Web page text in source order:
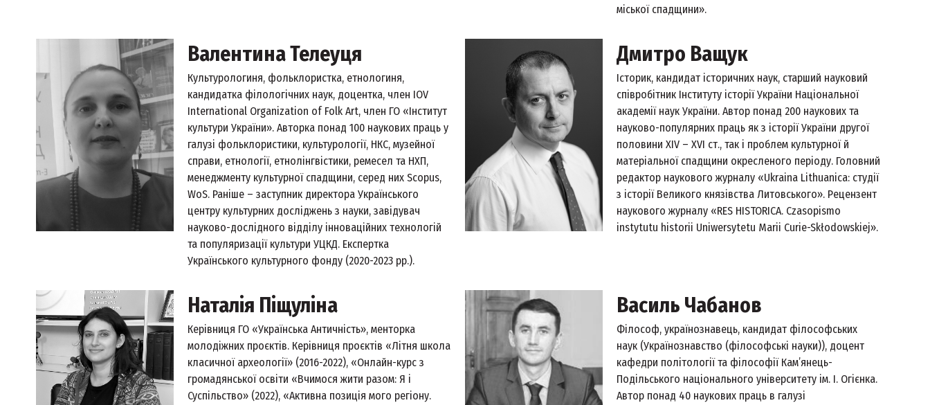
міської спадщини».
Валентина Телеуця
Культурологиня, фольклористка, етнологиня,
кандидатка філологічних наук, доцентка, член IOV
International Organization of Folk Art, член ГО «Інститут
культури України». Авторка понад 100 наукових праць у
галузі фольклористики, культурології, НКС, музейної
справи, етнології, етнолінгвістики, ремесел та НХП,
менеджменту культурної спадщини, серед них Scopus,
WoS. Раніше – заступник директора Українського
центру культурних досліджень з науки, завідувач
науково-дослідного відділу інноваційних технологій
та популяризації культури УЦКД. Експертка
Українського культурного фонду (2020-2023 рр.).
Дмитро Ващук
Історик, кандидат історичних наук, старший науковий
співробітник Інституту історії України Національної
академії наук України. Автор понад 200 наукових та
науково-популярних праць як з історії України другої
половини XIV – XVI ст., так і проблем культурної й
матеріальної спадщини окресленого періоду. Головний
редактор наукового журналу «Ukraina Lithuanica: студії
з історії Великого князівства Литовського». Рецензент
наукового журналу «RES HISTORICA. Czasopismo
instytutu historii Uniwersytetu Marii Curie-Skłodowskiej».
Наталія Піщуліна
Керівниця ГО «Українська Античність», менторка
молодіжних проєктів. Керівниця проєктів «Літня школа
класичної археології» (2016-2022), «Онлайн-курс з
громадянської освіти «Вчимося жити разом: Я і
Суспільство» (2022), «Активна позиція мого регіону.
Василь Чабанов
Філософ, українознавець, кандидат філософських
наук (Українознавство (філософські науки)), доцент
кафедри політології та філософії Кам’янець-
Подільського національного університету ім. І. Огієнка.
Автор понад 40 наукових праць в галузі